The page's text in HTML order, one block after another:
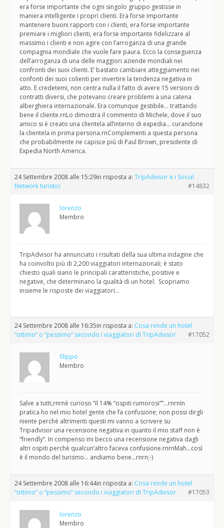
era forse importante che ogni singolo gruppo gestisse in
maniera intelligente i propri clienti. Era forse importante
mantenere buoni rapporti con i clienti, era forse importante
premiare i migliori clienti, era forse importante fidelizzare al
massimo i clienti e non agire con l’arroganza di una grande
compagnia mondiale che vuole fare paura. Ecco la conseguenza
dell’arroganza di una delle maggiori aziende mondiali nei
confronti dei suoi clienti. E’ bastato cambiare atteggiamento nei
confonti dei suoi colienti per invertire la tendenza negativa in
atto. E credetemi, non centra nulla il fatto di avere 15 versioni di
contratti diversi, che potevano creare problemi a una catena
alberghiera internazionale. Era comunque gestibile… trattando
bene il cliente.rnLo dimostra il commento di Michele, dove il suo
amico si è creato una clientela all’interno di expedia… curandone
la clientela in prima persona.rnComplementi a questa persona
che probabilmente ne capisce più di Paul Brown, presidente di
Expedia North America.
24 Settembre 2008 alle 15:29in risposta a: TripAdvisor e i Social
Network turistici
#14832
lorenzo
Membro
TripAdvisor ha annunciato i risultati della sua ultima indagine che
ha coinvolto più di 2,200 viaggiatori internazionali; è stato
chiesto quali siano le principali caratteristiche, positive e
negative, che determinano la qualità di un hotel. Scopriamo
insieme le risposte dei viaggiatori…
24 Settembre 2008 alle 16:35in risposta a: Cosa rende un hotel
“ottimo” o “pessimo” secondo i viaggiatori di TripAdvisor
#17052
filippo
Membro
Salve a tutti,rnrnè curioso “il 14% “ospiti rumorosi””…rnrnIn
pratica ho nel mio hotel gente che fa confusione; non possi dirgli
niente perchè altrimenti questi mi vanno a scrivere su
Tripadvisor una recensione negativa in quanto il mio staff non è
“friendly”. In compenso mi becco una recensione negativa dagli
altri ospiti perchè qualcun’altro faceva confusione.rnrnMah…così
è il mondo del turismo… andiamo bene…rnrn;-)
24 Settembre 2008 alle 16:44in risposta a: Cosa rende un hotel
“ottimo” o “pessimo” secondo i viaggiatori di TripAdvisor
#17053
lorenzo
Membro